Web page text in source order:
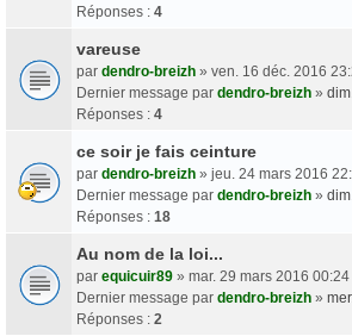
Réponses : 4
vareuse
par dendro-breizh » ven. 16 déc. 2016
Dernier message par dendro-breizh »
Réponses : 4
ce soir je fais ceinture
par dendro-breizh » jeu. 24 mars 2016
Dernier message par dendro-breizh »
Réponses : 18
Au nom de la loi...
par equicuir89 » mar. 29 mars 2016 00:24
Dernier message par dendro-breizh »
Réponses : 2